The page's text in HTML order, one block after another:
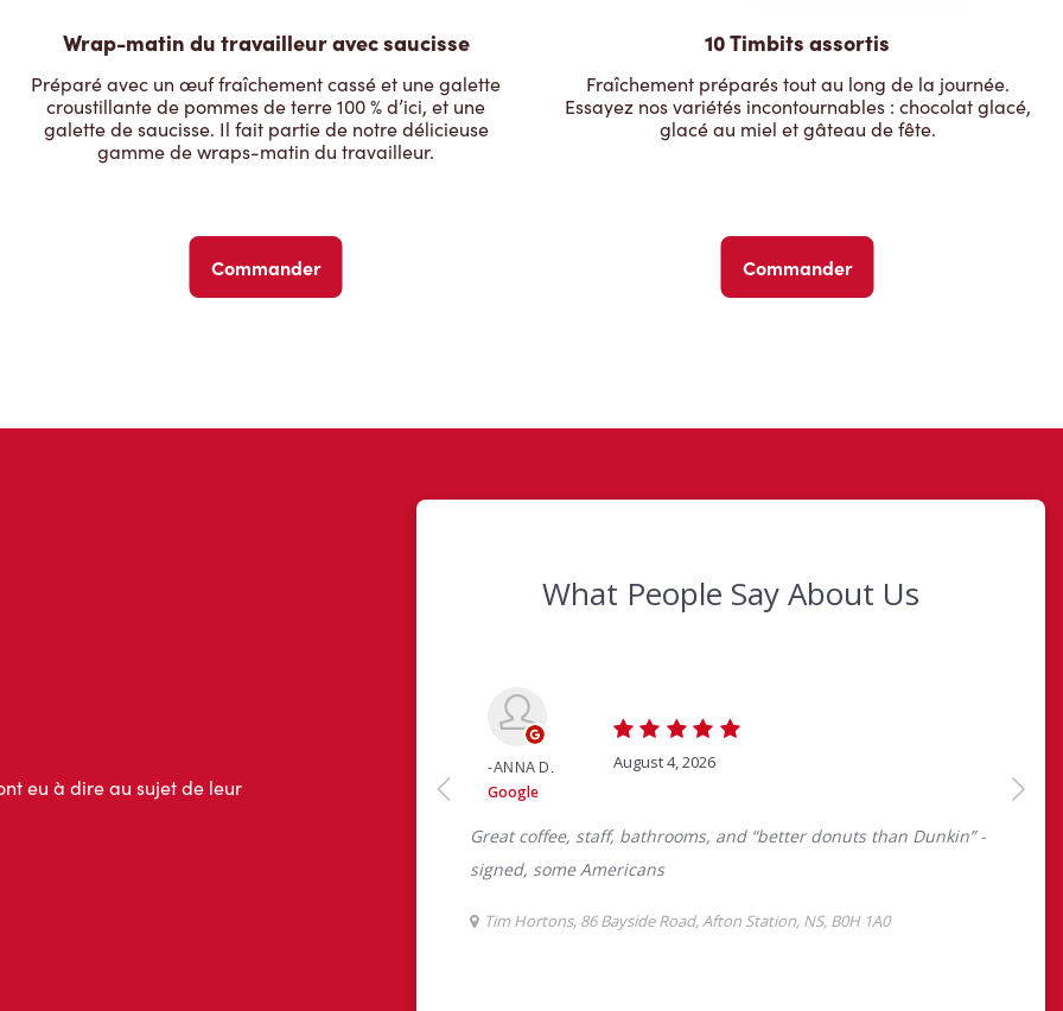
Wrap-matin du travailleur avec saucisse
Préparé avec un œuf fraîchement cassé et une galette
croustillante de pommes de terre 100 % d’ici, et une
galette de saucisse. Il fait partie de notre délicieuse
gamme de wraps-matin du travailleur.
Commander
10 Timbits assortis
Fraîchement préparés tout au long de la journée.
Essayez nos variétés incontournables : chocolat glacé,
glacé au miel et gâteau de fête.
Commander